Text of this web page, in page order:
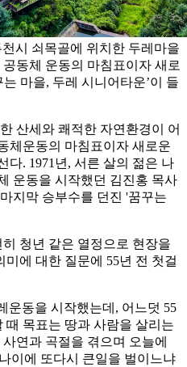
시 쇠목골에 위치한 두레마을
동체 운동의 마침표이자 새로
마을, 두레 시니어타운’이 들
산세와 쾌적한 자연환경이 어
체운동의 마침표이자 새로운
다. 1971년, 서른 살의 젊은 나
운동을 시작했던 김진홍 목사
지막 승부수를 던진 '꿈꾸는
청년 같은 열정으로 현장을
에 대한 질문에 55년 전 첫걸
운동을 시작했는데, 어느덧 55
때 목표는 땅과 사람을 살리는
연과 곡절을 겪으며 오늘에
이에 또다시 큰일을 벌이느냐